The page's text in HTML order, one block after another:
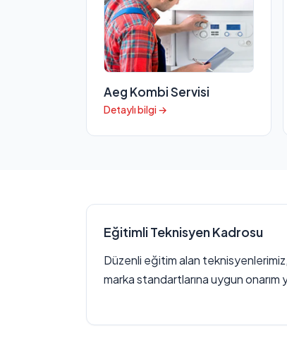
Aeg Kombi Servisi
Detaylı bilgi →
Eğitimli Teknisyen Kadrosu
Düzenli eğitim alan teknisyenlerimiz,
marka standartlarına uygun onarım